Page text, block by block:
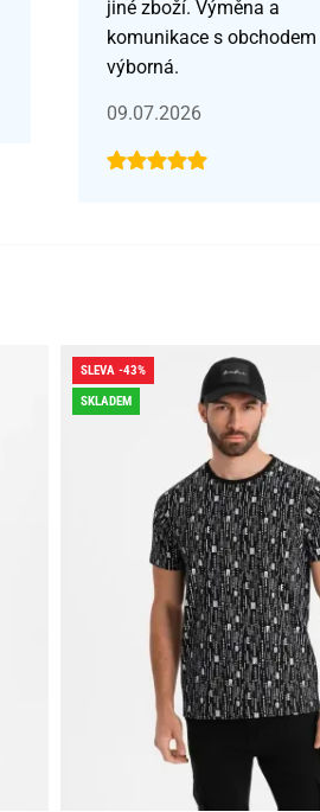
jiné zboží. Výměna a
komunikace s obchodem
výborná.
09.07.2026
SLEVA -43%
SKLADEM